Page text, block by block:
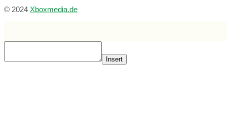
© 2024 Xboxmedia.de
Insert